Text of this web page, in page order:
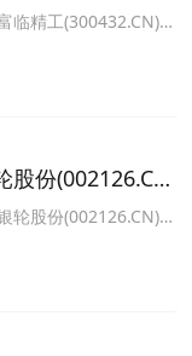
临精工(300432.CN)涨
涨4.15%
元，银轮股份
股份(002126.CN)
轮股份(002126.CN)涨
涨1.58%报
元。